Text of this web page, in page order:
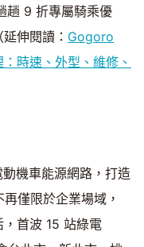
趟 9 折專屬騎乘優
伸閱讀： Gogoro
時速、外型、維修、
機車能源網路，打造
僅限於企業場域，
首波 15 站綠電